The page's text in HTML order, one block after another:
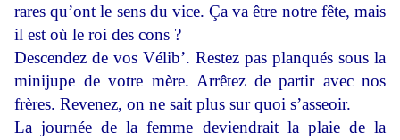
rares qu’ont le sens du vice. Ça va être notre fête, mais
il est où le roi des cons ?
Descendez de vos Vélib’. Restez pas planqués sous la
minijupe de votre mère. Arrêtez de partir avec nos
frères. Revenez, on ne sait plus sur quoi s’asseoir.
La journée de la femme deviendrait la plaie de la